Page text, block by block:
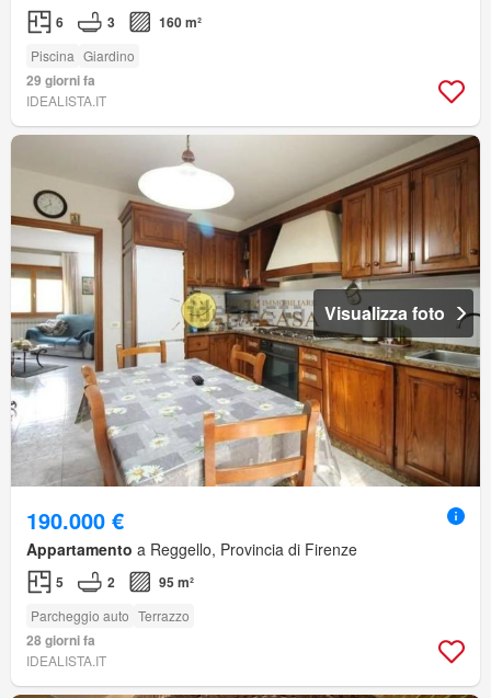
6 3 160 m²
Piscina Giardino
29 giorni fa
IDEALISTA.IT
Visualizza foto
190.000 €
Appartamento a Reggello, Provincia di Firenze
5 2 95 m²
Parcheggio auto Terrazzo
28 giorni fa
IDEALISTA.IT